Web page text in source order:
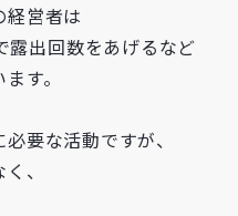
経営者は
出回数をあげるなど
す。
要な活動ですが、
、